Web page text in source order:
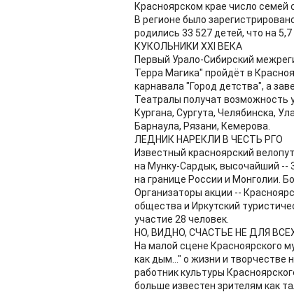
Красноярском крае число семей
В регионе было
родились 33 527 детей, что на
КУКОЛЬНИКИ XXI ВЕКА
Первый Урало-Сибирский
Терра Магика" пройдёт в
карнавала "Город детства", а
Театралы получат возможность
Кургана, Сургута, Челябинска,
Барнаула, Рязани, Кемерова.
ЛЕДНИК НАРЕКЛИ В ЧЕСТЬ РГО
Известный красноярский
на Мунку-Сардык, высочайший --
на границе России и Монголии.
Организаторы акции --
общества и Иркутский
участие 28 человек.
НО, ВИДНО, СЧАСТЬЕ НЕ ДЛЯ
На малой сцене Красноярского
как дым..." о жизни и
работник культуры
больше известен зрителям как